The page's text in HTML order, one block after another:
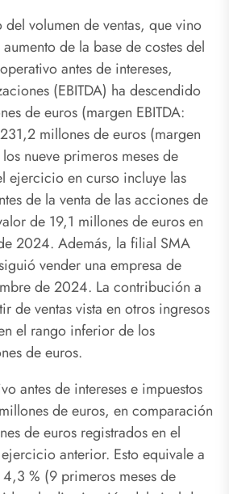
volumen de ventas, que vino
de la base de costes del
antes de intereses,
(EBITDA) ha descendido
de euros (margen EBITDA:
millones de euros (margen
nueve primeros meses de
ejercicio en curso incluye las
de la venta de las acciones de
de 19,1 millones de euros en
2024. Además, la filial SMA
vender una empresa de
de 2024. La contribución a
de ventas vista en otros ingresos
el rango inferior de los
de euros.
antes de intereses e impuestos
de euros, en comparación
de euros registrados en el
anterior. Esto equivale a
4,3 % (9 primeros meses de